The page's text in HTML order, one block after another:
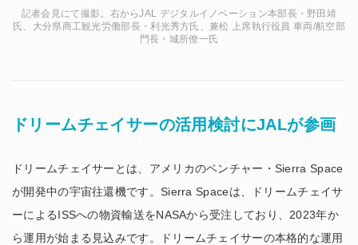
記者会見にて撮影。右からJAL デジタルイノベーション本部長・野田靖
氏、大分県商工観光労働部長・利光秀方氏、兼松 上席執行役員 車両/航空部
門長・城所僚一氏
ドリームチェイサーの活用検討にJALが参画
ドリームチェイサーとは、アメリカのベンチャー・Sierra Space
が開発中の宇宙往還機です。Sierra Spaceは、ドリームチェイサ
ーによるISSへの物資輸送をNASAから受注しており、2023年か
ら運用が始まる見込みです。ドリームチェイサーの本格的な運用